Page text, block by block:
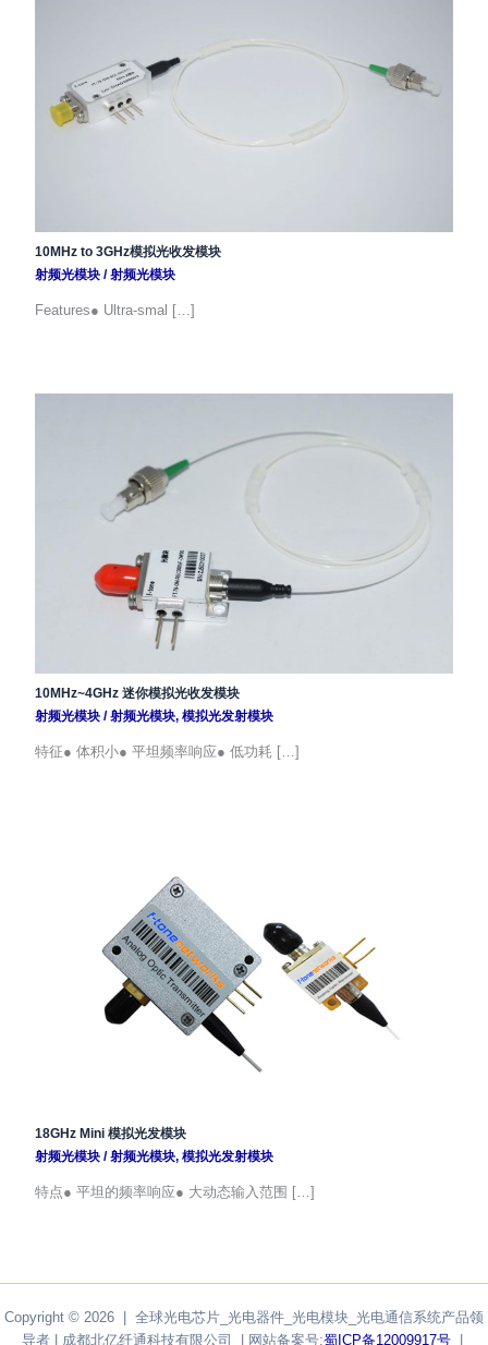
10MHz to 3GHz模拟光收发模块
射频光模块/射频光模块
Features● Ultra-smal […]
10MHz~4GHz 迷你模拟光收发模块
射频光模块/射频光模块, 模拟光发射模块
特征● 体积小● 平坦频率响应● 低功耗 […]
18GHz Mini 模拟光发模块
射频光模块/射频光模块, 模拟光发射模块
特点● 平坦的频率响应● 大动态输入范围 […]
Copyright © 2026 | 全球光电芯片_光电器件_光电模块_光电通信系统产品领
导者 | 成都北亿纤通科技有限公司 | 网站备案号:蜀ICP备12009917号|